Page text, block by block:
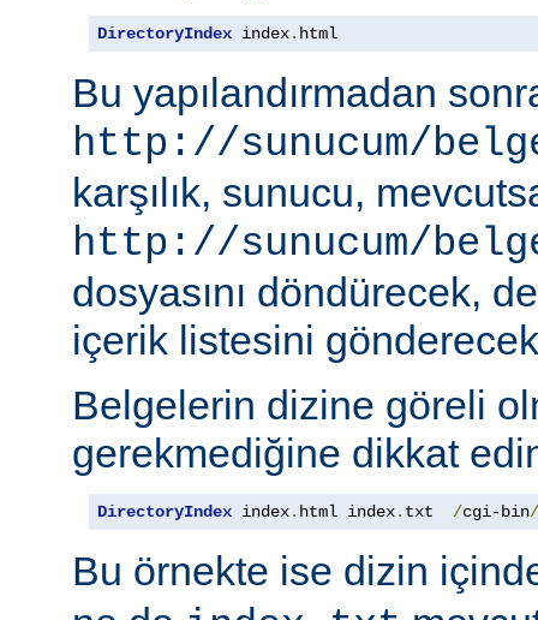
DirectoryIndex index. html
Bu yapılandırmadan
http://sunucum/
karşılık, sunucu,
http://sunucum/
dosyasını döndürecek,
içerik listesini
Belgelerin dizine göreli
gerekmediğine dikkat
DirectoryIndex index. html index. txt /cgi-bin/
Bu örnekte ise dizin